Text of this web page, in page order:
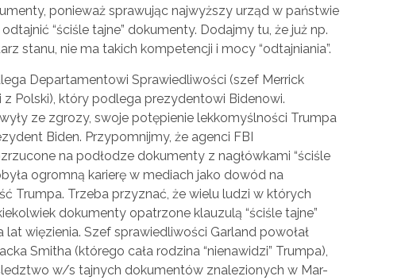
ponieważ sprawując najwyższy urząd w państwie
“ściśle tajne” dokumenty. Dodajmy tu, że już np.
stanu, nie ma takich kompetencji i mocy “odtajniania”.
Departamentowi Sprawiedliwości (szef Merrick
Polski), który podlega prezydentowi Bidenowi.
ze zgrozy, swoje potępienie lekkomyślności Trumpa
Biden. Przypomnijmy, że agenci FBI
na podłodze dokumenty z nagłówkami “ściśle
ogromną karierę w mediach jako dowód na
Trumpa. Trzeba przyznać, że wielu ludzi w których
dokumenty opatrzone klauzulą “ściśle tajne”
lat więzienia. Szef sprawiedliwości Garland powołał
Smitha (którego cała rodzina “nienawidzi” Trumpa),
w/s tajnych dokumentów znalezionych w Mar-